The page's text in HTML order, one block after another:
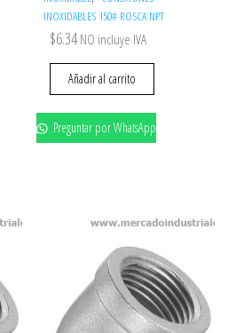
INOXIDABLES 150# ROSCA NPT
$6.34NO incluye IVA
Añadir al carrito
Preguntar por WhatsApp